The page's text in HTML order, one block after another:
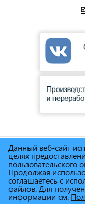
© Сеть магазинов
Позвоните
Данный веб-сайт
целях
пользовательского
Продолжая
соглашаетесь с
файлов. Для
информации см.